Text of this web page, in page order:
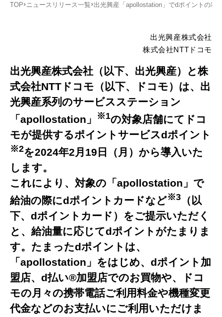
TOP ニュースリリース一覧 出光興産「apollostation」でdポイントの利
出光興産株式会社
株式会社NTTドコモ
出光興産株式会社（以下、出光興産）と株
式会社NTTドコモ（以下、ドコモ）は、出
光興産系列のサービスステーション
「apollostation」
※1の対象店舗にてドコ
モが提供するポイントサービスdポイント
※2を2024年2月19日（月）から導入いた
します。
これにより、対象の「apollostation」で
給油の際にdポイントカードなど※3 （以
下、dポイントカード）をご提示いただく
と、給油量に応じてdポイントがたまりま
す。たまったdポイントは、
「apollostation」をはじめ、dポイント加
盟店、d払い®加盟店でのお買物や、ドコ
モの月々の携帯電話ご利用料金や機種変更
代金などのお支払いにご利用いただけま